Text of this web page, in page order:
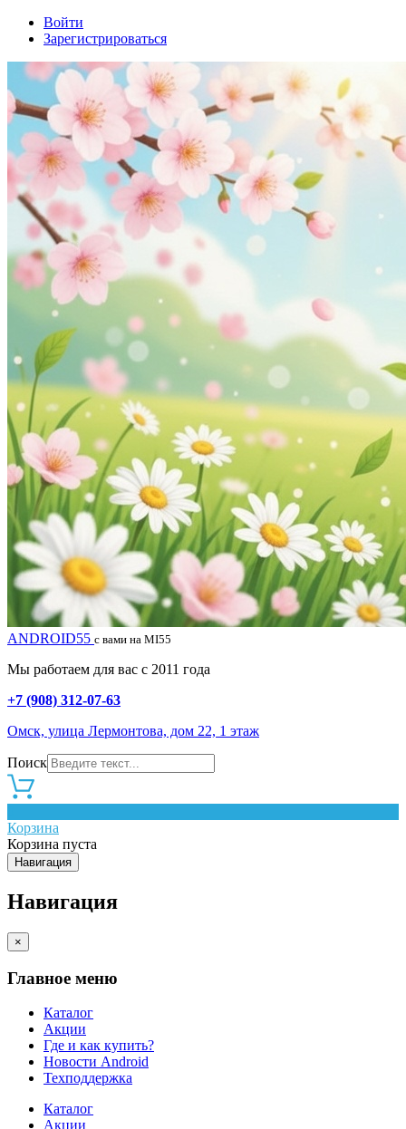
Войти
Зарегистрироваться
ANDROID55 с вами на MI55
Мы работаем для вас с 2011 года
+7 (908) 312-07-63
Омск, улица Лермонтова, дом 22, 1 этаж
Поиск
Корзина
Корзина пуста
Навигация
Навигация
×
Главное меню
Каталог
Акции
Где и как купить?
Новости Android
Техподдержка
Каталог
Акции